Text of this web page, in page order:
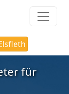
für